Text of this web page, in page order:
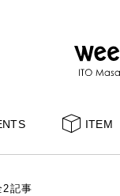
ITEM
2記事